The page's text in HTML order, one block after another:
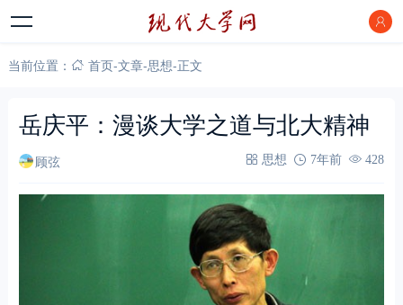
当前位置： 首页-文章-思想-正文
岳庆平：漫谈大学之道与北大精神
顾弦 思想 7年前 428